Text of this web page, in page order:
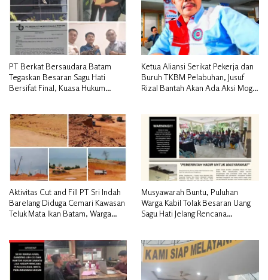
PT Berkat Bersaudara Batam
Tegaskan Besaran Sagu Hati
Bersifat Final, Kuasa Hukum
Ketua Aliansi Serikat Pekerja dan
Buruh TKBM Pelabuhan, Jusuf
Rizal Bantah Akan Ada Aksi Mogol
Aktivitas Cut and Fill PT Sri Indah
Barelang Diduga Cemari Kawasan
Teluk Mata Ikan Batam, Warga
Musyawarah Buntu, Puluhan
Warga Kabil Tolak Besaran Uang
Sagu Hati Jelang Rencana